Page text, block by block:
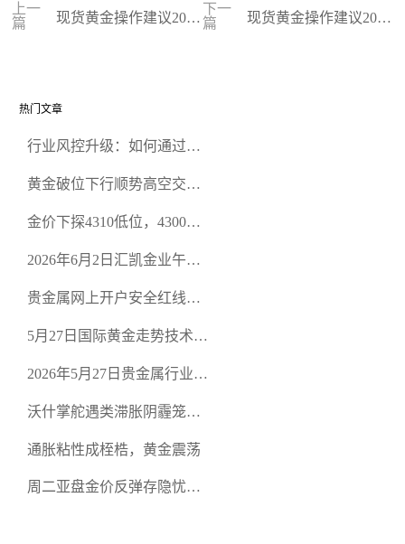
上一
篇
现货黄金操作建议2024
下一
篇
现货黄金操作建议2024
热门文章
行业风控升级：如何通过正
规黄金开户交易平台？
黄金破位下行顺势高空交易
金价下探4310低位，4300关
2026年6月2日汇凯金业午盘
空头清算算法如何布防？
贵金属网上开户安全红线：
恶意洗盘陷阱
5月27日国际黄金走势技术盘
规黄金平台全方位行情解析
2026年5月27日贵金属行业新
正规贵金属开户平台迎开户
热潮
沃什掌舵遇类滞胀阴霾笼
通胀粘性成桎梏，黄金震荡
周二亚盘金价反弹存隐忧，